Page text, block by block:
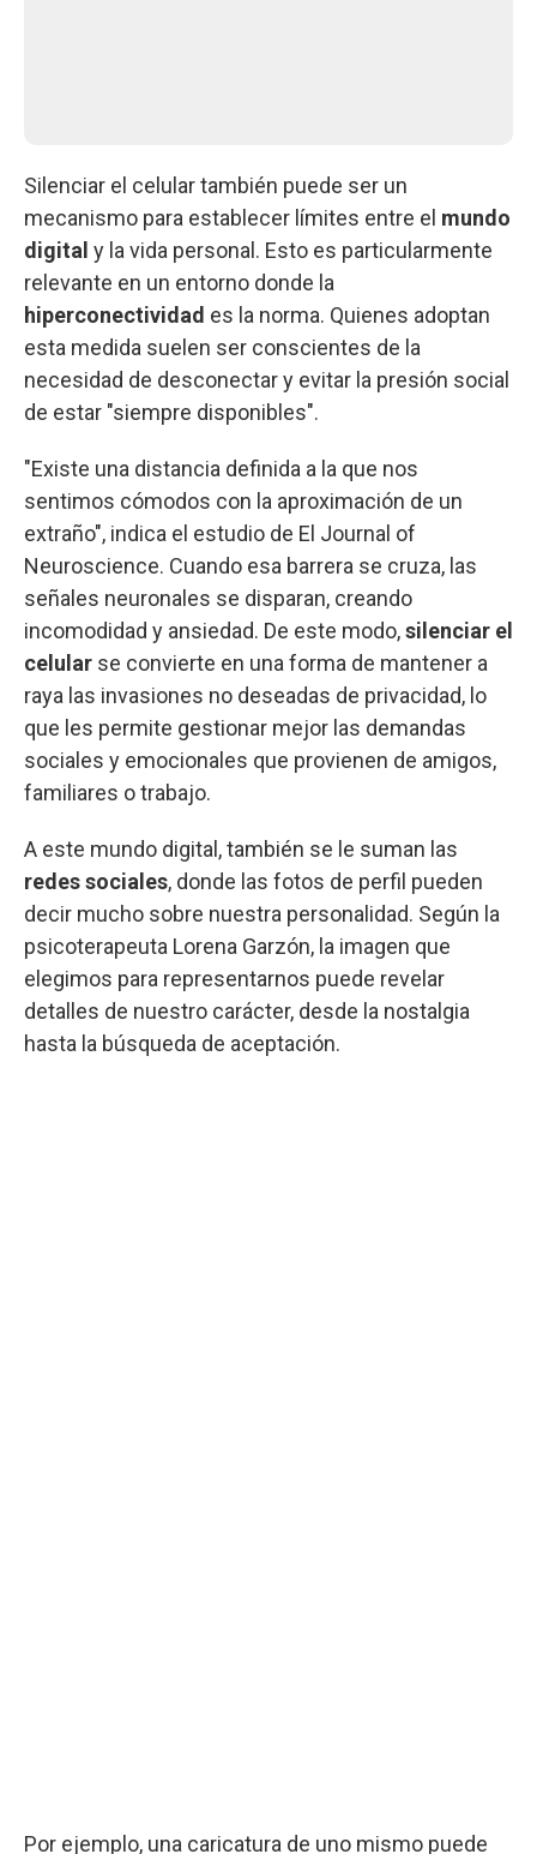
Silenciar el celular también puede ser un
mecanismo para establecer límites entre el mundo
digital y la vida personal. Esto es particularmente
relevante en un entorno donde la
hiperconectividad es la norma. Quienes adoptan
esta medida suelen ser conscientes de la
necesidad de desconectar y evitar la presión social
de estar "siempre disponibles".
"Existe una distancia definida a la que nos
sentimos cómodos con la aproximación de un
extraño", indica el estudio de El Journal of
Neuroscience. Cuando esa barrera se cruza, las
señales neuronales se disparan, creando
incomodidad y ansiedad. De este modo,silenciar el
celular se convierte en una forma de mantener a
raya las invasiones no deseadas de privacidad, lo
que les permite gestionar mejor las demandas
sociales y emocionales que provienen de amigos,
familiares o trabajo.
A este mundo digital, también se le suman las
redes sociales, donde las fotos de perfil pueden
decir mucho sobre nuestra personalidad. Según la
psicoterapeuta Lorena Garzón, la imagen que
elegimos para representarnos puede revelar
detalles de nuestro carácter, desde la nostalgia
hasta la búsqueda de aceptación.
Por ejemplo, una caricatura de uno mismo puede